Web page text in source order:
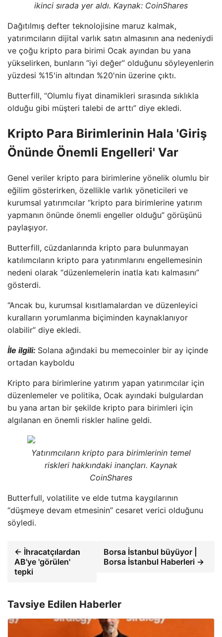
ikinci sırada yer aldı. Kaynak: CoinShares
Dağıtılmış defter teknolojisine maruz kalmak,
yatırımcıların dijital varlık satın almasının ana nedeniydi
ve çoğu kripto para birimi Ocak ayından bu yana
yükselirken, bunların “iyi değer” olduğunu söyleyenlerin
yüzdesi %15'in altından %20'nin üzerine çıktı.
Butterfill, “Olumlu fiyat dinamikleri sırasında sıklıkla
olduğu gibi müşteri talebi de arttı” diye ekledi.
Kripto Para Birimlerinin Hala 'Giriş
Önünde Önemli Engelleri' Var
Genel veriler kripto para birimlerine yönelik olumlu bir
eğilim gösterirken, özellikle varlık yöneticileri ve
kurumsal yatırımcılar “kripto para birimlerine yatırım
yapmanın önünde önemli engeller olduğu” görüşünü
paylaşıyor.
Butterfill, cüzdanlarında kripto para bulunmayan
katılımcıların kripto para yatırımlarını engellemesinin
nedeni olarak “düzenlemelerin inatla katı kalmasını”
gösterdi.
“Ancak bu, kurumsal kısıtlamalardan ve düzenleyici
kuralların yorumlanma biçiminden kaynaklanıyor
olabilir” diye ekledi.
İle ilgili: Solana ağındaki bu memecoinler bir ay içinde
ortadan kayboldu
Kripto para birimlerine yatırım yapan yatırımcılar için
düzenlemeler ve politika, Ocak ayındaki bulgulardan
bu yana artan bir şekilde kripto para birimleri için
algılanan en önemli riskler haline geldi.
Yatırımcıların kripto para birimlerinin temel
riskleri hakkındaki inançları. Kaynak
CoinShares
Butterfull, volatilite ve elde tutma kaygılarının
“düşmeye devam etmesinin” cesaret verici olduğunu
söyledi.
← İhracatçılardan
AB'ye 'görülen'
tepki
Borsa İstanbul büyüyor |
Borsa İstanbul Haberleri →
Tavsiye Edilen Haberler